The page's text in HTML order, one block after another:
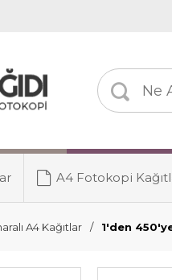
A4 Fotokopi
A4 Kağıtlar 1'den